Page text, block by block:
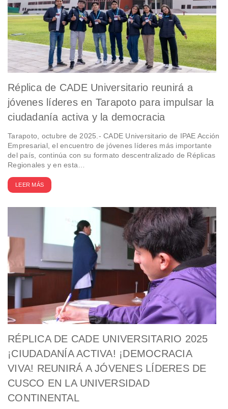
Réplica de CADE Universitario reunirá a
jóvenes líderes en Tarapoto para impulsar la
ciudadanía activa y la democracia
Tarapoto, octubre de 2025.- CADE Universitario de IPAE Acción
Empresarial, el encuentro de jóvenes líderes más importante
del país, continúa con su formato descentralizado de Réplicas
Regionales y en esta…
LEER MÁS
RÉPLICA DE CADE UNIVERSITARIO 2025
¡CIUDADANÍA ACTIVA! ¡DEMOCRACIA
VIVA! REUNIRÁ A JÓVENES LÍDERES DE
CUSCO EN LA UNIVERSIDAD
CONTINENTAL